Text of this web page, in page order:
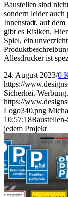
Baustellen sind
sondern leider auch
Innenstadt, auf
gibt es Risiken.
Spiel, ein
Allesdrucker ist
24. August 2023/0
https://
Sicherheit-
https://
Logo340.png
10:57:18
jedem Projekt